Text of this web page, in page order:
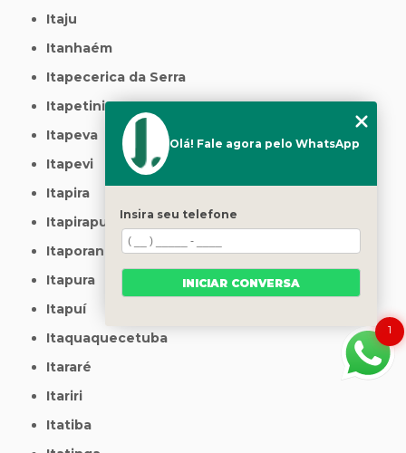
Itaju
Itanhaém
Itapecerica da Serra
Itapetininga
Itapeva
Itapevi
Itapira
Itapirapuã Paulista
Itaporanga
Itapura
Itapuí
Itaquaquecetuba
Itararé
Itariri
Itatiba
1
Olá! Fale agora pelo WhatsApp
Insira seu telefone
INICIAR CONVERSA